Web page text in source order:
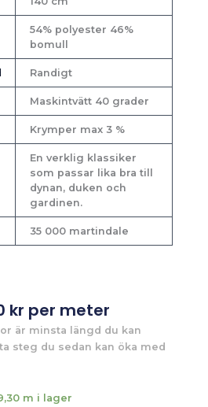
54% polyester 46%
bomull
Randigt
Maskintvätt 40 grader
Krymper max 3 %
En verklig klassiker
som passar lika bra till
dynan, duken och
gardinen.
35 000 martindale
kr per meter
är minsta längd du kan
steg du sedan kan öka med
m i lager